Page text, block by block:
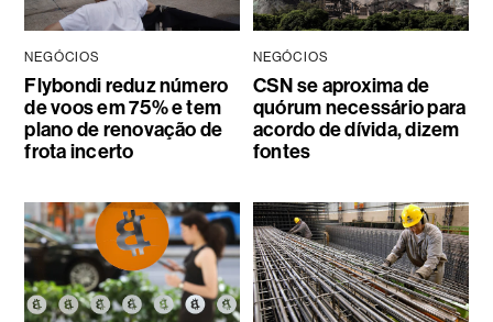
NEGÓCIOS
Flybondi reduz número
de voos em 75% e tem
plano de renovação de
frota incerto
NEGÓCIOS
CSN se aproxima de
quórum necessário para
acordo de dívida, dizem
fontes